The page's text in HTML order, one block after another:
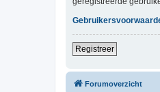
Registreer
Forumoverzicht